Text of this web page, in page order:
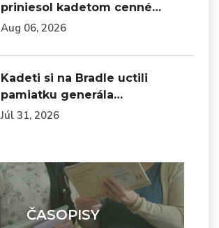
priniesol kadetom cenné…
Aug 06, 2026
Kadeti si na Bradle uctili
pamiatku generála…
Júl 31, 2026
ČASOPISY